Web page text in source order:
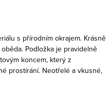
s přírodním okrajem. Krásně
Podložka je pravidelně
koncem, který z
prostírání. Neotřelé a vkusné,